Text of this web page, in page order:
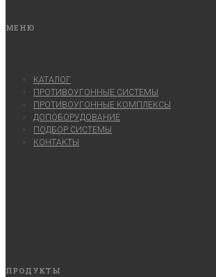
МЕНЮ
КАТАЛОГ
ПРОТИВОУГОННЫЕ СИСТЕМЫ
ПРОТИВОУГОННЫЕ КОМПЛЕКСЫ
ДОПОБОРУДОВАНИЕ
ПОДБОР СИСТЕМЫ
КОНТАКТЫ
ПРОДУКТЫ